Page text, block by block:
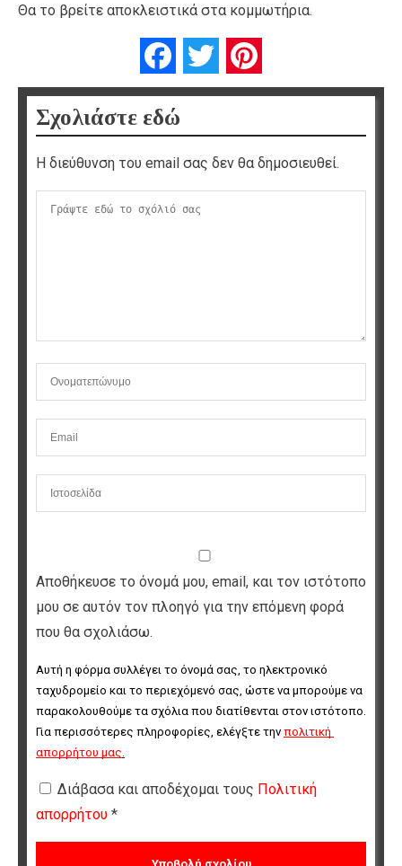
Θα το βρείτε αποκλειστικά στα κομμωτήρια.
FacebookTwitter
Σχολιάστε εδώ
Η διεύθυνση του email σας δεν θα δημοσιευθεί.
Αποθήκευσε το όνομά μου, email, και τον ιστότοπο
μου σε αυτόν τον πλοηγό για την επόμενη φορά
που θα σχολιάσω.
Αυτή η φόρμα συλλέγει το όνομά σας, το ηλεκτρονικό
ταχυδρομείο και το περιεχόμενό σας, ώστε να μπορούμε να
παρακολουθούμε τα σχόλια που διατίθενται στον ιστότοπο.
Για περισσότερες πληροφορίες, ελέγξτε την πολιτική
απορρήτου μας
Διάβασα και αποδέχομαι τους Πολιτική
απορρήτου *